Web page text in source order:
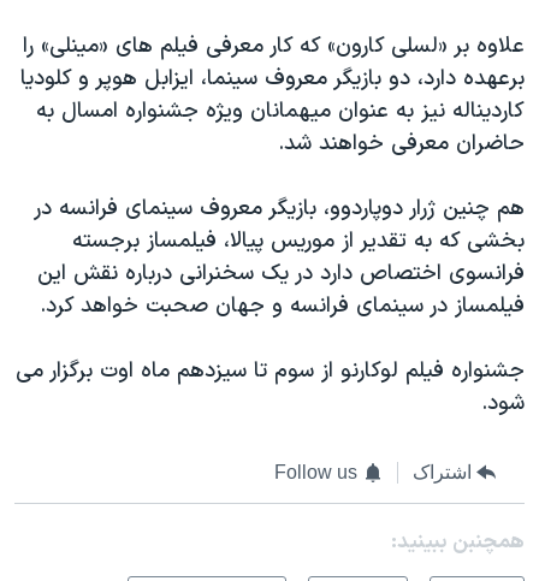
علاوه بر «لسلی کارون» که کار معرفی فیلم های «مینلی» را
برعهده دارد، دو بازیگر معروف سینما، ایزابل هوپر و کلودیا
کاردیناله نیز به عنوان میهمانان ویژه جشنواره امسال به
حاضران معرفی خواهند شد.
هم چنین ژرار دوپاردوو، بازیگر معروف سینمای فرانسه در
بخشی که به تقدیر از موریس پیالا، فیلمساز برجسته
فرانسوی اختصاص دارد در یک سخنرانی درباره نقش این
فیلمساز در سینمای فرانسه و جهان صحبت خواهد کرد.
جشنواره فیلم لوکارنو از سوم تا سیزدهم ماه اوت برگزار می
شود.
اشتراک Follow us
همچنبن ببینید: